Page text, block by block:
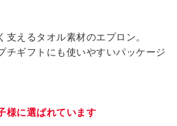
えるタオル素材のエプロン。
チギフトにも使いやすいパッケージ
様に選ばれています